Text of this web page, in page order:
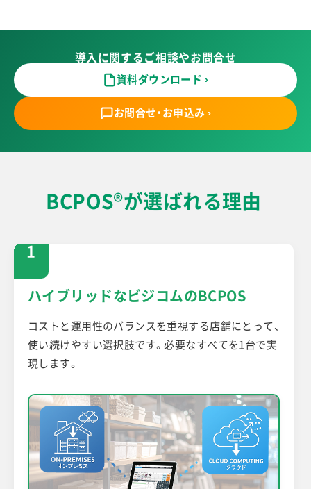
導入に関するご相談やお問合せ
資料ダウンロード ›
お問合せ・お申込み ›
BCPOS®が選ばれる理由
1
ハイブリッドなビジコムのBCPOS
コストと運用性のバランスを重視する店舗にとって、
使い続けやすい選択肢です。必要なすべてを1台で実
現します。